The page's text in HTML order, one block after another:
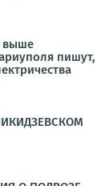
выше
пишут,